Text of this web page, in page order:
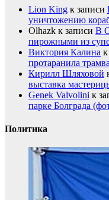
Lion King к записи
уничтожению
Olhazk к записи В
пирожными из
Виктория Калина
протаранила
Кирилл Шляховой
выставка
Genek Valvolini к
парке Болграда
Политика